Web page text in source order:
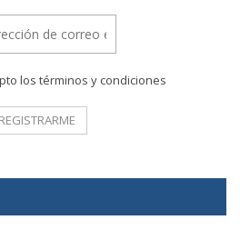
los términos y condiciones